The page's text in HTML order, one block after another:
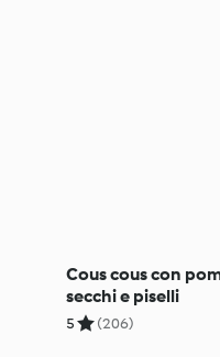
Cous cous con
secchi e piselli
5 (206)